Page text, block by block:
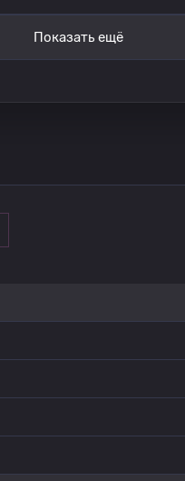
Показать ещё